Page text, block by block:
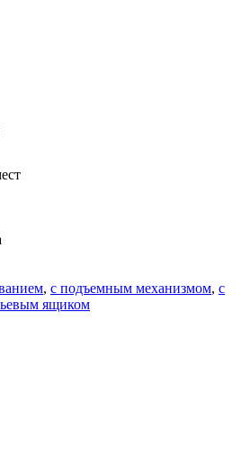
, с подъемным механизмом, с
ящиком